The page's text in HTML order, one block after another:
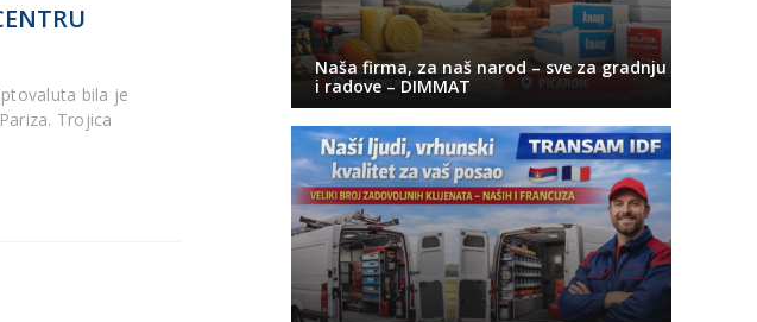
bila je
Trojica
Naša firma, za naš narod – sve za gradnju
i radove – DIMMAT